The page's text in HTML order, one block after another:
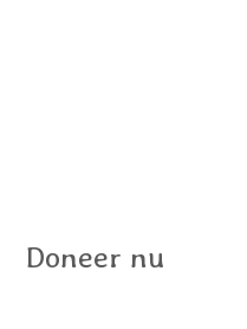
Doneer nu